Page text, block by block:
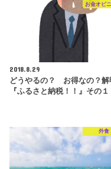
お金オピ
2018.8.29
どうやるの？ お得なの？解
『ふるさと納税！！』その１
外食